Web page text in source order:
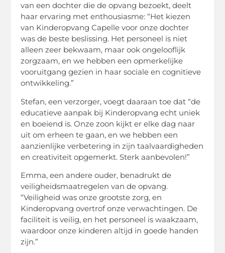
van een dochter die de opvang bezoekt, deelt
haar ervaring met enthousiasme: “Het kiezen
van Kinderopvang Capelle voor onze dochter
was de beste beslissing. Het personeel is niet
alleen zeer bekwaam, maar ook ongelooflijk
zorgzaam, en we hebben een opmerkelijke
vooruitgang gezien in haar sociale en cognitieve
ontwikkeling.”
Stefan, een verzorger, voegt daaraan toe dat “de
educatieve aanpak bij Kinderopvang echt uniek
en boeiend is. Onze zoon kijkt er elke dag naar
uit om erheen te gaan, en we hebben een
aanzienlijke verbetering in zijn taalvaardigheden
en creativiteit opgemerkt. Sterk aanbevolen!”
Emma, een andere ouder, benadrukt de
veiligheidsmaatregelen van de opvang.
“Veiligheid was onze grootste zorg, en
Kinderopvang overtrof onze verwachtingen. De
faciliteit is veilig, en het personeel is waakzaam,
waardoor onze kinderen altijd in goede handen
zijn.”